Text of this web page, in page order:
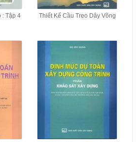
: Tập 4 Thiết Kế Cầu Treo Dây Võng